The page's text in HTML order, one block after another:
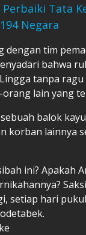
Tata
Negara
dengan tim
bahwa
tanpa
lain yang
balok
korban lainnya
ini? Apakah
setiap hari